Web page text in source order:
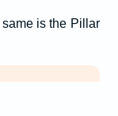
is the Pillar